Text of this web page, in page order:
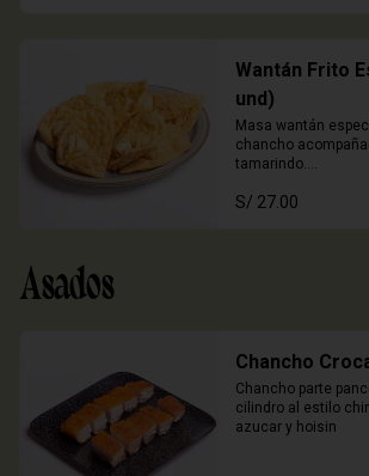
Wantán Frito
und)
Masa wantán
chancho
tamarindo.
S/ 27.00
Asados
Chancho
Chancho parte
cilindro al estilo
azucar y hoisin